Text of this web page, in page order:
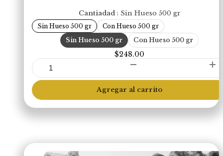
precios:
desde
$128.00
hasta
$248.00
Cantiadad Sin Hueso 500 gr
Sin Hueso 500 gr
Con Hueso 500 gr
Sin Hueso 500 gr
Con Hueso 500 gr
$248.00
Chambarete
(Libre
Pastoreo)
cantidad
Agregar al carrito